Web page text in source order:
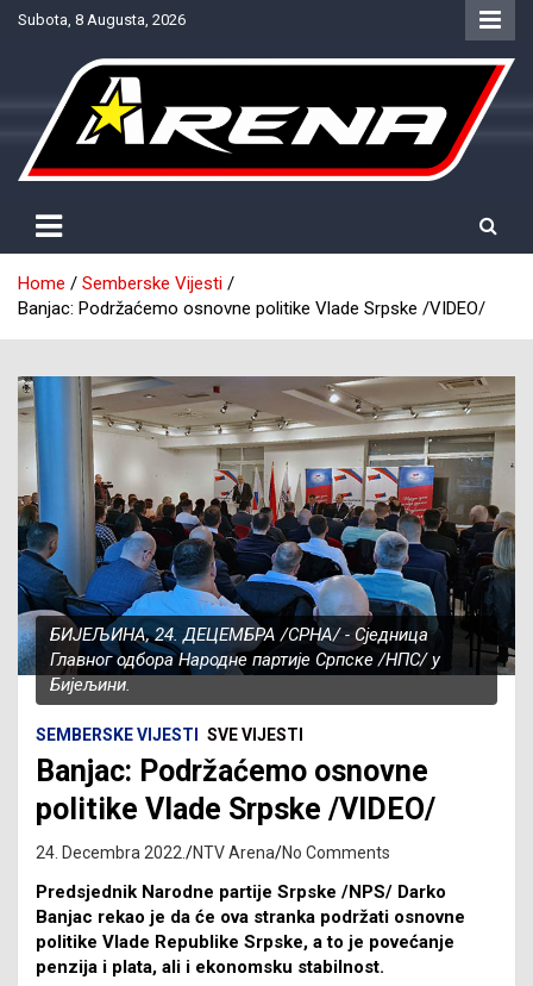
SkipSubota, 8 Augusta, 2026
NTV Arena
Home
Semberske Vijesti
Banjac: Podržaćemo osnovne politike Vlade Srpske /VIDEO/
БИЈЕЉИНА, 24. ДЕЦЕМБРА /СРНА/ - Сједница
Главног одбора Народне партије Српске /НПС/ у
Бијељини.
SEMBERSKE VIJESTI SVE VIJESTI
Banjac: Podržaćemo osnovne
politike Vlade Srpske /VIDEO/
24. Decembra 2022. NTV Arena No Comments
Predsjednik Narodne partije Srpske /NPS/ Darko
Banjac rekao je da će ova stranka podržati osnovne
politike Vlade Republike Srpske, a to je povećanje
penzija i plata, ali i ekonomsku stabilnost.